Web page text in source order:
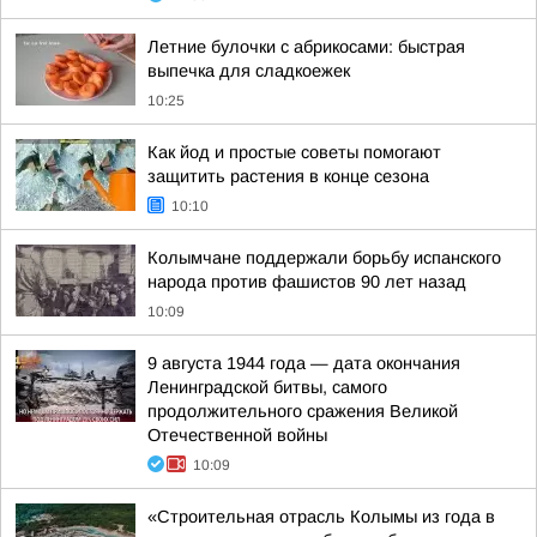
Летние булочки с абрикосами: быстрая
выпечка для сладкоежек
10:25
Как йод и простые советы помогают
защитить растения в конце сезона
10:10
Колымчане поддержали борьбу испанского
народа против фашистов 90 лет назад
10:09
9 августа 1944 года — дата окончания
Ленинградской битвы, самого
продолжительного сражения Великой
Отечественной войны
10:09
«Строительная отрасль Колымы из года в